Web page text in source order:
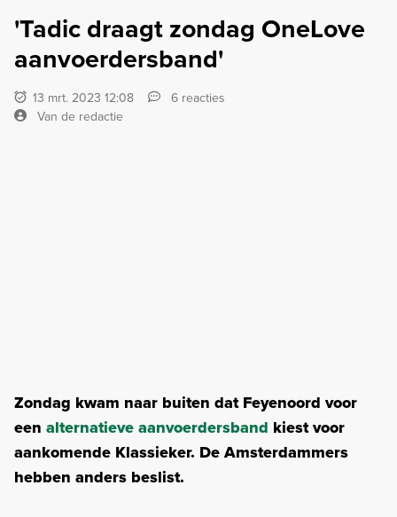
'Tadic draagt zondag OneLove
aanvoerdersband'
13 mrt. 2023 12:08
6 reacties
Van de redactie
Zondag kwam naar buiten dat Feyenoord voor
een alternatieve aanvoerdersband kiest voor
aankomende Klassieker. De Amsterdammers
hebben anders beslist.